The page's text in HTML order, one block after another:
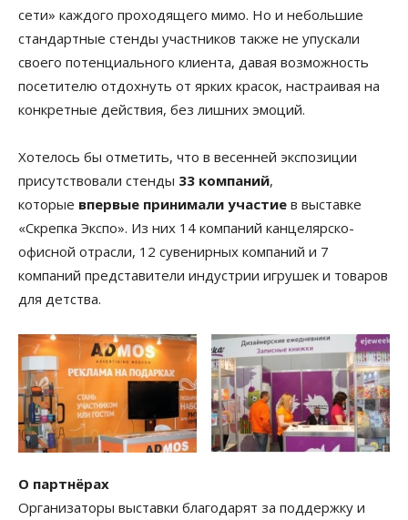
сети» каждого проходящего мимо. Но и небольшие
стандартные стенды участников также не упускали
своего потенциального клиента, давая возможность
посетителю отдохнуть от ярких красок, настраивая на
конкретные действия, без лишних эмоций.
Хотелось бы отметить, что в весенней экспозиции
присутствовали стенды 33 компаний,
которые впервые принимали участие в выставке
«Скрепка Экспо». Из них 14 компаний канцелярско-
офисной отрасли, 12 сувенирных компаний и 7
компаний представители индустрии игрушек и товаров
для детства.
О партнёрах
Организаторы выставки благодарят за поддержку и